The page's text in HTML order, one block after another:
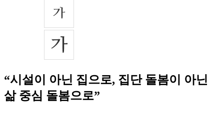
“시설이 아닌 집으로, 집단 돌봄이 아닌
삶 중심 돌봄으로”